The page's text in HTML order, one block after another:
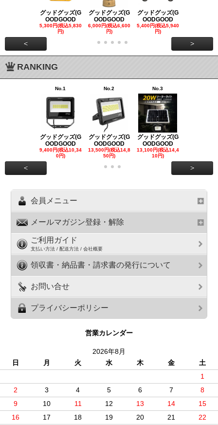
グッドグッズ(G
OODGOOD
5,300円(税込5,830
円)
グッドグッズ(G
OODGOOD
6,000円(税込6,600
円)
グッドグッズ(G
OODGOOD
5,400円(税込5,940
円)
< >
RANKING
No.1
グッドグッズ(G
OODGOOD
9,400円(税込10,34
0円)
No.2
グッドグッズ(G
OODGOOD
13,500円(税込14,8
50円)
No.3
グッドグッズ(G
OODGOOD
13,100円(税込14,4
10円)
< >
会員メニュー
メールマガジン登録・解除
ご利用ガイド
支払い方法 / 配送方法 / 会社概要
領収書・納品書・請求書の発行について
お問い合せ
プライバシーポリシー
営業カレンダー
2026年8月
日
月 火 水 木 金
土
1
2
3 4 5 6 7
8
9
10 11 12 13 14
15
16
17 18 19 20 21 22